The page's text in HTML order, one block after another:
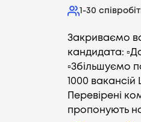
1-30
Закриваємо
кандидата:
▫️Збільшуємо
1000
Перевірені
пропонують